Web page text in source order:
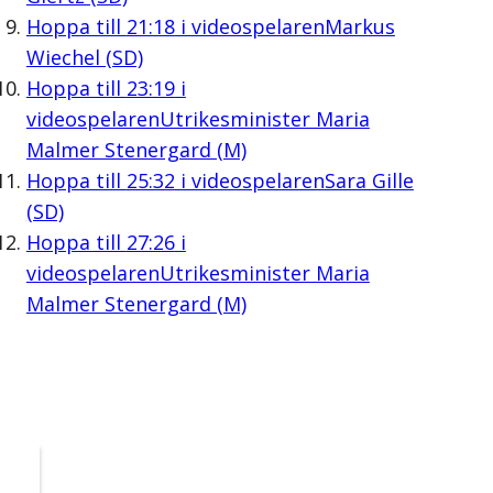
Hoppa till 21:18i videospelarenMarkus
Wiechel (SD)
Hoppa till 23:19i
videospelarenUtrikesminister Maria
Malmer Stenergard (M)
Hoppa till 25:32 i videospelarenSara Gille
(SD)
Hoppa till 27:26i
videospelarenUtrikesminister Maria
Malmer Stenergard (M)